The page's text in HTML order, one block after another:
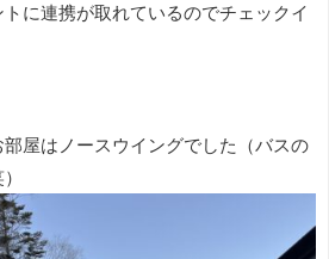
に連携が取れているのでチェックイ
屋はノースウイングでした（バスの